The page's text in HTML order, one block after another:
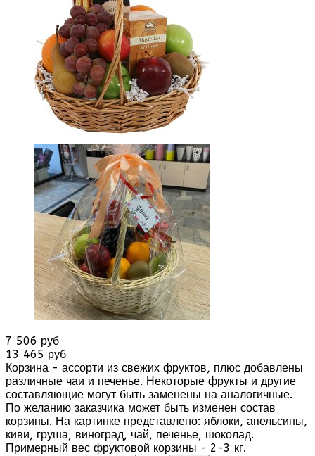
7 506 руб
13 465 руб
Корзина - ассорти из свежих фруктов, плюс добавлены
различные чаи и печенье. Некоторые фрукты и другие
составляющие могут быть заменены на аналогичные.
По желанию заказчика может быть изменен состав
корзины. На картинке представлено: яблоки, апельсины,
киви, груша, виноград, чай, печенье, шоколад.
Примерный вес фруктовой корзины - 2-3 кг.